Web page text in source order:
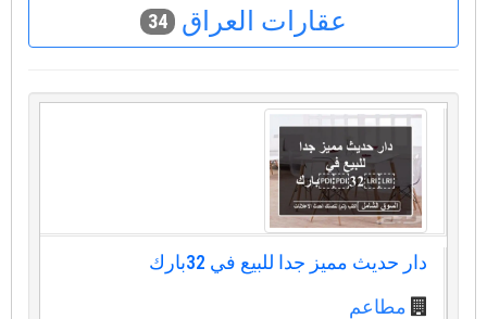
عقارات العراق 34
دار حديث مميز جدا للبيع في ⁦⁦32⁩⁩بارك
مطاعم